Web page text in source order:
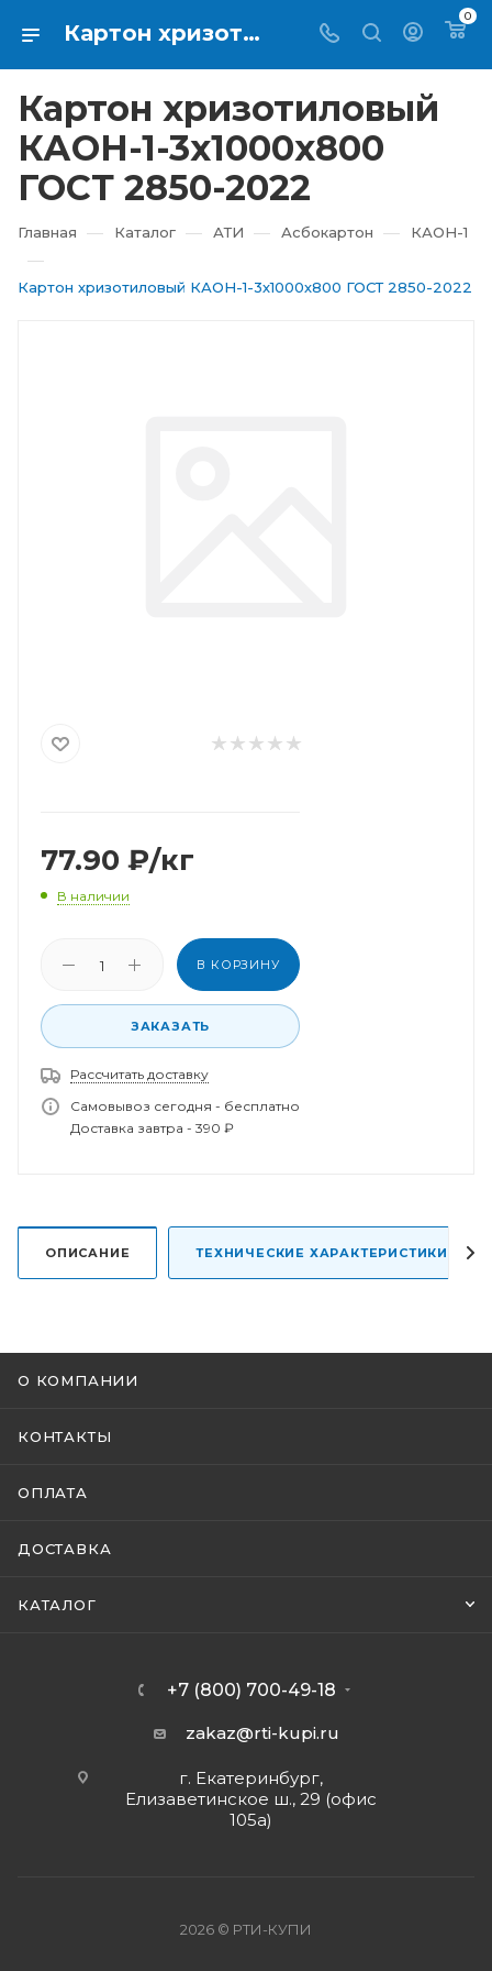
Картон хризотиловый КАОН-1-3х1000х800 ГОСТ 2850-2022 купить в Екатеринбурге ⇨ RTI-KUPI
0
Картон хризотиловый
КАОН-1-3х1000х800
ГОСТ 2850-2022
Главная — Каталог — АТИ — Асбокартон — КАОН-1
—
Картон хризотиловый КАОН-1-3х1000х800 ГОСТ 2850-2022
77.90 ₽/кг
В наличии
В КОРЗИНУ
ЗАКАЗАТЬ
Рассчитать доставку
Самовывоз сегодня - бесплатно
Доставка завтра - 390 ₽
ОПИСАНИЕ ТЕХНИЧЕСКИЕ ХАРАКТЕРИСТИКИ
О КОМПАНИИ
КОНТАКТЫ
ОПЛАТА
ДОСТАВКА
КАТАЛОГ
+7 (800) 700-49-18
zakaz@rti-kupi.ru
г. Екатеринбург,
Елизаветинское ш., 29 (офис
105а)
2026 © РТИ-КУПИ
Спасибо за заказ!
В ближайшее время наш менеджер свяжется с
вами.